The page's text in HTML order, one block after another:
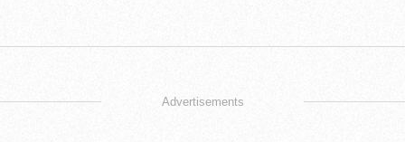
Advertisements